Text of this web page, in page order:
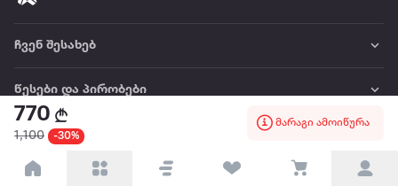
770
1,100 -30%
მარაგი ამოიწურა
ჩვენ შესახებ
წესები და პირობები
პარტნიორებისთვის
ტრენდული